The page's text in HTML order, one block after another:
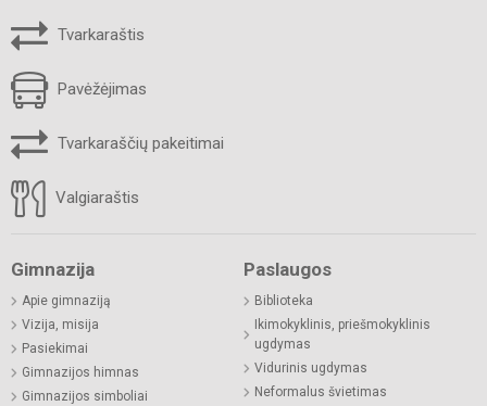
Tvarkaraštis
Pavėžėjimas
Tvarkaraščių pakeitimai
Valgiaraštis
Gimnazija
Apie gimnaziją
Vizija, misija
Pasiekimai
Gimnazijos himnas
Gimnazijos simboliai
Paslaugos
Biblioteka
Ikimokyklinis, priešmokyklinis
ugdymas
Vidurinis ugdymas
Neformalus švietimas